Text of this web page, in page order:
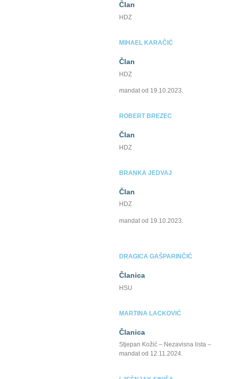
Član
HDZ
MIHAEL KARAČIĆ
Član
HDZ
mandat od 19.10.2023.
ROBERT BREZEC
Član
HDZ
BRANKA JEDVAJ
Član
HDZ
mandat od 19.10.2023.
DRAGICA GAŠPARINČIĆ
Članica
HSU
MARTINA LACKOVIĆ
Članica
Stjepan Kožić – Nezavisna lista –
mandat od 12.11.2024.